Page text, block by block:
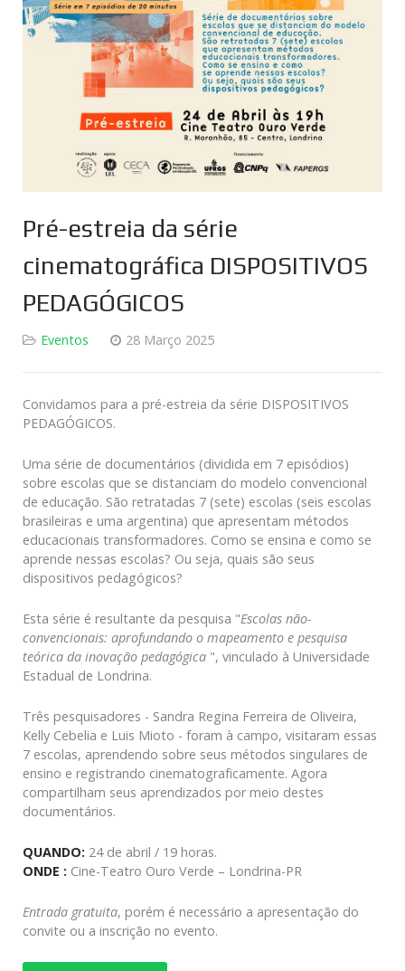
Pré-estreia da série
cinematográfica DISPOSITIVOS
PEDAGÓGICOS
Eventos 28 Março 2025
Convidamos para a pré-estreia da série DISPOSITIVOS
PEDAGÓGICOS.
Uma série de documentários (dividida em 7 episódios)
sobre escolas que se distanciam do modelo convencional
de educação. São retratadas 7 (sete) escolas (seis escolas
brasileiras e uma argentina) que apresentam métodos
educacionais transformadores. Como se ensina e como se
aprende nessas escolas? Ou seja, quais são seus
dispositivos pedagógicos?
Esta série é resultante da pesquisa "Escolas não-
convencionais: aprofundando o mapeamento e pesquisa
teórica da inovação pedagógica ", vinculado à Universidade
Estadual de Londrina.
Três pesquisadores - Sandra Regina Ferreira de Oliveira,
Kelly Cebelia e Luis Mioto - foram à campo, visitaram essas
7 escolas, aprendendo sobre seus métodos singulares de
ensino e registrando cinematograficamente. Agora
compartilham seus aprendizados por meio destes
documentários.
QUANDO: 24 de abril / 19 horas.
ONDE : Cine-Teatro Ouro Verde – Londrina-PR
Entrada gratuita, porém é necessário a apresentação do
convite ou a inscrição no evento.